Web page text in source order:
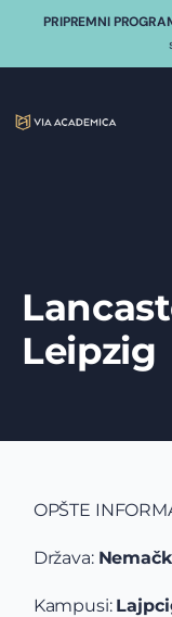
PRIPREMNI
Leipzig
OPŠTE
Država:
Kampusi: